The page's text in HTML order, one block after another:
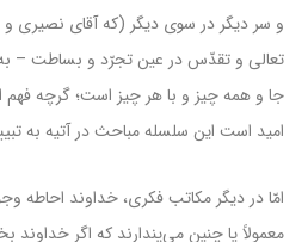
و سر دیگر در سوی دیگر (که آقای نصیری و
تعالی و تقدّس در عین تجرّد و بساطت – به
جا و همه چیز و با هر چیز است؛ گرچه فهم
امید است این سلسله مباحث در آتیه به
امّا در دیگر مکاتب فکری، خداوند احاطه
معمولاً یا چنین می‌پندارند که اگر خداوند